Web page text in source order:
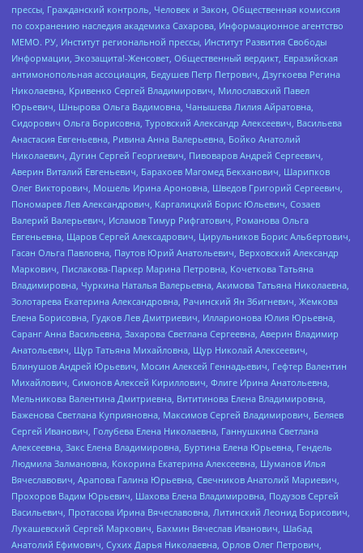
прессы, Гражданский контроль, Человек и Закон, Общественная комиссия
по сохранению наследия академика Сахарова, Информационное агентство
МЕМО. РУ, Институт региональной прессы, Институт Развития Свободы
Информации, Экозащита!-Женсовет, Общественный вердикт, Евразийская
антимонопольная ассоциация, Бедушев Петр Петрович, Дзугкоева Регина
Николаевна, Кривенко Сергей Владимирович, Милославский Павел
Юрьевич, Шнырова Ольга Вадимовна, Чанышева Лилия Айратовна,
Сидорович Ольга Борисовна, Туровский Александр Алексеевич, Васильева
Анастасия Евгеньевна, Ривина Анна Валерьевна, Бойко Анатолий
Николаевич, Дугин Сергей Георгиевич, Пивоваров Андрей Сергеевич,
Аверин Виталий Евгеньевич, Барахоев Магомед Бекханович, Шарипков
Олег Викторович, Мошель Ирина Ароновна, Шведов Григорий Сергеевич,
Пономарев Лев Александрович, Каргалицкий Борис Юльевич, Созаев
Валерий Валерьевич, Исламов Тимур Рифгатович, Романова Ольга
Евгеньевна, Щаров Сергей Алексадрович, Цирульников Борис Альбертович,
Гасан Ольга Павловна, Паутов Юрий Анатольевич, Верховский Александр
Маркович, Пислакова-Паркер Марина Петровна, Кочеткова Татьяна
Владимировна, Чуркина Наталья Валерьевна, Акимова Татьяна Николаевна,
Золотарева Екатерина Александровна, Рачинский Ян Збигневич, Жемкова
Елена Борисовна, Гудков Лев Дмитриевич, Илларионова Юлия Юрьевна,
Саранг Анна Васильевна, Захарова Светлана Сергеевна, Аверин Владимир
Анатольевич, Щур Татьяна Михайловна, Щур Николай Алексеевич,
Блинушов Андрей Юрьевич, Мосин Алексей Геннадьевич, Гефтер Валентин
Михайлович, Симонов Алексей Кириллович, Флиге Ирина Анатольевна,
Мельникова Валентина Дмитриевна, Вититинова Елена Владимировна,
Баженова Светлана Куприяновна, Максимов Сергей Владимирович, Беляев
Сергей Иванович, Голубева Елена Николаевна, Ганнушкина Светлана
Алексеевна, Закс Елена Владимировна, Буртина Елена Юрьевна, Гендель
Людмила Залмановна, Кокорина Екатерина Алексеевна, Шуманов Илья
Вячеславович, Арапова Галина Юрьевна, Свечников Анатолий Мариевич,
Прохоров Вадим Юрьевич, Шахова Елена Владимировна, Подузов Сергей
Васильевич, Протасова Ирина Вячеславовна, Литинский Леонид Борисович,
Лукашевский Сергей Маркович, Бахмин Вячеслав Иванович, Шабад
Анатолий Ефимович, Сухих Дарья Николаевна, Орлов Олег Петрович,